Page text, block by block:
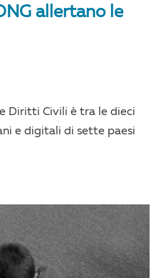
allertano le
Diritti Civili è tra le dieci
e digitali di sette paesi